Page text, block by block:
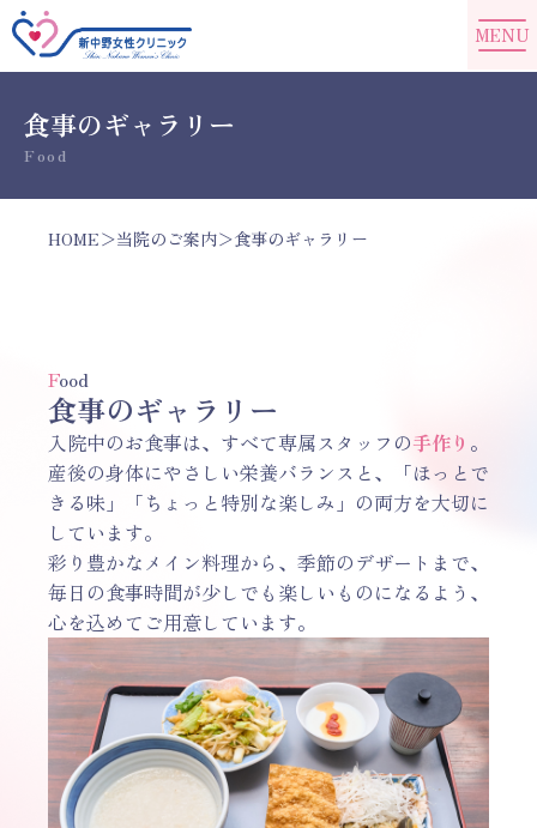
食事のギャラリー
Food
HOME＞当院のご案内＞食事のギャラリー
Food
食事のギャラリー
入院中のお食事は、すべて専属スタッフの手作り 。
産後の身体にやさしい栄養バランスと、「ほっとで
きる味」「ちょっと特別な楽しみ」の両方を大切に
しています。
彩り豊かなメイン料理から、季節のデザートまで、
毎日の食事時間が少しでも楽しいものになるよう、
心を込めてご用意しています。